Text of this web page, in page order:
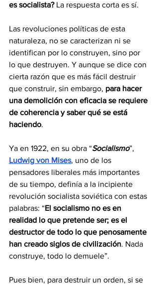
es socialista? La respuesta corta es sí.
Las revoluciones políticas de esta
naturaleza, no se caracterizan ni se
identifican por lo construyen, sino por
lo que destruyen. Y aunque se dice con
cierta razón que es más fácil destruir
que construir, sin embargo, para hacer
una demolición con eficacia se requiere
de coherencia y saber qué se está
haciendo.
Ya en 1922, en su obra “Socialismo”,
Ludwig von Mises, uno de los
pensadores liberales más importantes
de su tiempo, definía a la incipiente
revolución socialista soviética con estas
palabras: “El socialismo no es en
realidad lo que pretende ser; es el
destructor de todo lo que penosamente
han creado siglos de civilización. Nada
construye, todo lo demuele”.
Pues bien, para destruir un orden, si se